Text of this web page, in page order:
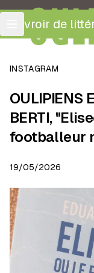
ouvroir de
INSTAGRAM
OULIPIENS
BERTI,
footballeur
19/05/2026